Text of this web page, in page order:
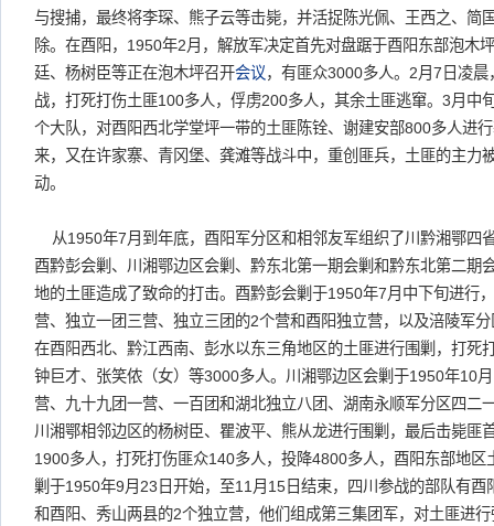
与搜捕，最终将李琛、熊子云等击毙，并活捉陈光佩、王西之、简
除。在酉阳，1950年2月，解放军决定首先对盘踞于酉阳东部泡木
廷、杨树臣等正在泡木坪召开会议，有匪众3000多人。2月7日凌
战，打死打伤土匪100多人，俘虏200多人，其余土匪逃窜。3月中
个大队，对酉阳西北学堂坪一带的土匪陈铨、谢建安部800多人进
来，又在许家寨、青冈堡、龚滩等战斗中，重创匪兵，土匪的主力
动。
从1950年7月到年底，酉阳军分区和相邻友军组织了川黔湘鄂四
酉黔彭会剿、川湘鄂边区会剿、黔东北第一期会剿和黔东北第二期
地的土匪造成了致命的打击。酉黔彭会剿于1950年7月中下旬进行
营、独立一团三营、独立三团的2个营和酉阳独立营，以及涪陵军
在酉阳西北、黔江西南、彭水以东三角地区的土匪进行围剿，打死
钟巨才、张笑侬（女）等3000多人。川湘鄂边区会剿于1950年10
营、九十九团一营、一百团和湖北独立八团、湖南永顺军分区四二
川湘鄂相邻边区的杨树臣、瞿波平、熊从龙进行围剿，最后击毙匪
1900多人，打死打伤匪众140多人，投降4800多人，酉阳东部地区
剿于1950年9月23日开始，至11月15日结束，四川参战的部队有酉
和酉阳、秀山两县的2个独立营，他们组成第三集团军，对土匪进